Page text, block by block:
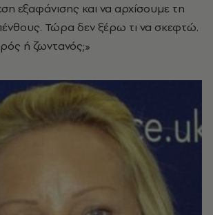
εξαφάνισης και να αρχίσουμε τη
Τώρα δεν ξέρω τι να σκεφτώ.
ή ζωντανός;»